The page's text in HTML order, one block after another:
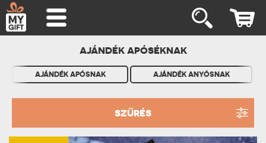
AJÁNDÉK APÓSÉKNAK
AJÁNDÉK APÓSNAK AJÁNDÉK ANYÓSNAK
SZŰRÉS